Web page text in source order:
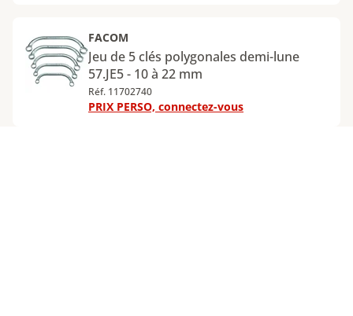
FACOM
Jeu de 5 clés polygonales demi-lune
57.JE5 - 10 à 22 mm
Réf. 11702740
PRIX PERSO, connectez-vous